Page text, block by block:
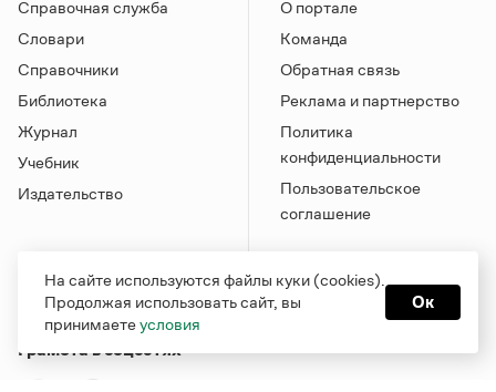
Справочная служба
Словари
Справочники
Библиотека
Журнал
Учебник
Издательство
О портале
Команда
Обратная связь
Реклама и партнерство
Политика
конфиденциальности
Пользовательское
соглашение
Грамота в соцсетях
На сайте используются файлы куки (cookies).
Продолжая использовать сайт, вы
принимаетеусловия
Ок